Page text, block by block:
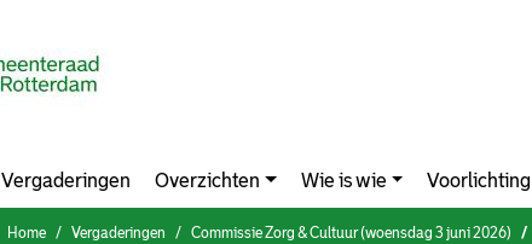
Vergaderingen Overzichten Wie is wie Voorlichting
Home Vergaderingen Commissie Zorg & Cultuur (woensdag 3 juni 2026)